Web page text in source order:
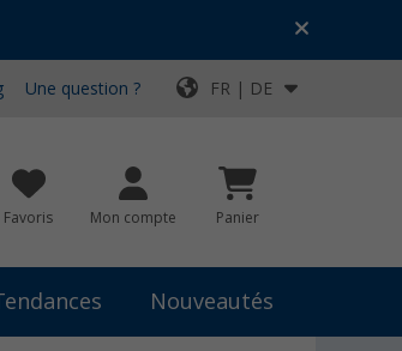
Une question ? FR | DE
Favoris Mon compte Panier
Nouveautés